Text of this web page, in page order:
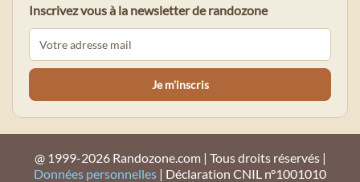
Inscrivez vous à la newsletter de randozone
@ 1999-2026 Randozone.com | Tous droits réservés |
Données personnelles | Déclaration CNIL n°1001010